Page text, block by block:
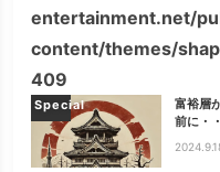
entertainment.net/
content/themes/
409
Special
富裕層
前に・・